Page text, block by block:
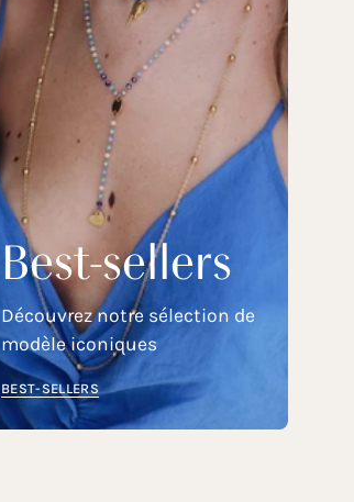
Best-sellers
Découvrez notre sélection de
modèle iconiques
BEST-SELLERS